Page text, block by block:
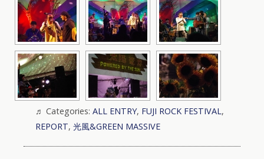
Categories: ALL ENTRY, FUJI ROCK FESTIVAL,
REPORT, 光風&GREEN MASSIVE